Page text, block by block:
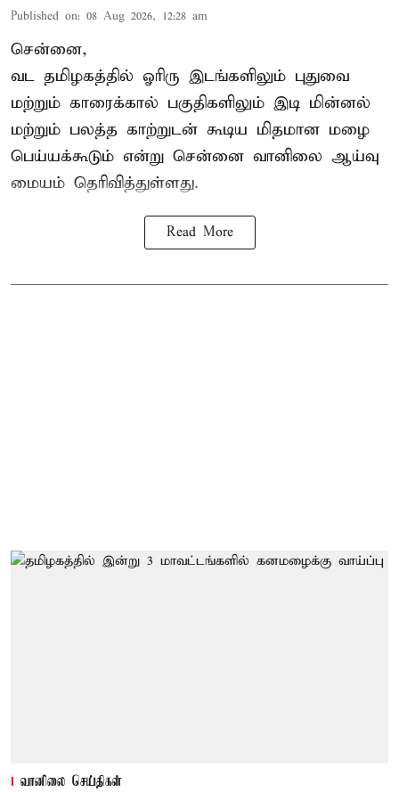
Published on: 08 Aug 2026, 12:28 am
சென்னை,
வட தமிழகத்தில் ஓரிரு இடங்களிலும் புதுவை
மற்றும் காரைக்கால் பகுதிகளிலும் இடி மின்னல்
மற்றும் பலத்த காற்றுடன் கூடிய மிதமான மழை
பெய்யக்கூடும் என்று சென்னை வானிலை ஆய்வு
மையம் தெரிவித்துள்ளது.
Read More
வானிலை செய்திகள்